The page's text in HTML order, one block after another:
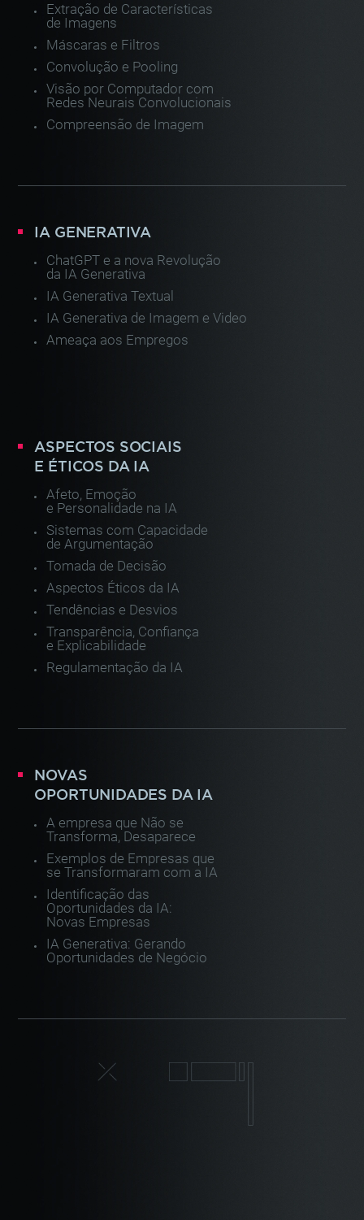
Extração de Características
de Imagens
Máscaras e Filtros
Convolução e Pooling
Visão por Computador com
Redes Neurais Convolucionais
Compreensão de Imagem
IA GENERATIVA
ChatGPT e a nova Revolução
da IA Generativa
IA Generativa Textual
IA Generativa de Imagem e Video
Ameaça aos Empregos
ASPECTOS SOCIAIS
E ÉTICOS DA IA
Afeto, Emoção
e Personalidade na IA
Sistemas com Capacidade
de Argumentação
Tomada de Decisão
Aspectos Éticos da IA
Tendências e Desvios
Transparência, Confiança
e Explicabilidade
Regulamentação da IA
NOVAS
OPORTUNIDADES DA IA
A empresa que Não se
Transforma, Desaparece
Exemplos de Empresas que
se Transformaram com a IA
Identificação das
Oportunidades da IA:
Novas Empresas
IA Generativa: Gerando
Oportunidades de Negócio